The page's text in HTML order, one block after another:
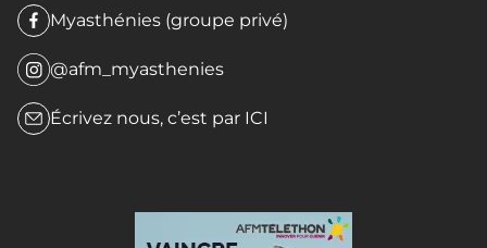
Myasthénies (groupe privé)
@afm_myasthenies
Écrivez nous, c’est par ICI